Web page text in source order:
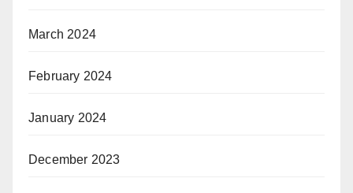
March 2024
February 2024
January 2024
December 2023